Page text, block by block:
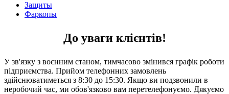
Защиты
Фаркопы
До уваги клієнтів!
У зв'язку з воєнним станом, тимчасово змінився графік роботи
підприємства. Прийом телефонних замовлень
здійснюватиметься з 8:30 до 15:30. Якщо ви подзвонили в
неробочий час, ми обов'язково вам перетелефонуємо. Дякуємо